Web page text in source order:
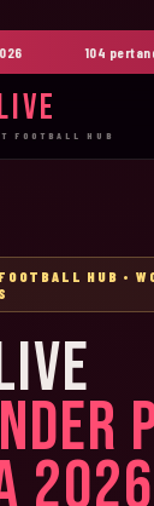
104
FOOTBALL HUB
HUB •
2026